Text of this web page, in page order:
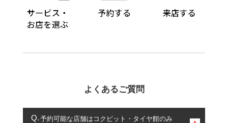
よくあるご質問
予約可能な店舗はコクピット・タイヤ館のみ